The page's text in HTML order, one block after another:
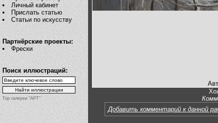
Личный кабинет
Прислать статью
Статьи по искусству
Партнёрские проекты:
Фрески
Поиск иллюстраций:
Top галереи "АРТ"
Добавить комментарий к данной